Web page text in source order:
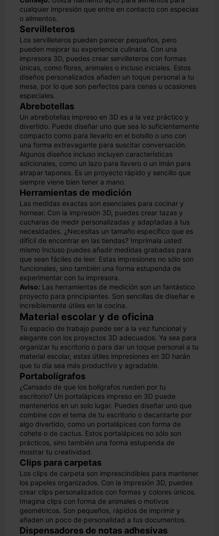
cualquier impresión que entre en contacto con especias
o alimentos.
Servilleteros
Los servilleteros pueden parecer pequeños, pero
pueden mejorar su experiencia culinaria. Con una
impresora 3D, puedes crear servilleteros con formas
únicas, como flores, animales o incluso iniciales. Estos
diseños personalizados añaden un toque personal a tu
mesa, por lo que son perfectos para cenas u ocasiones
especiales.
Abrebotellas
Un abrebotellas impreso en 3D es a la vez práctico y
divertido. Puede diseñar uno que sea lo suficientemente
compacto como para llevarlo en el bolsillo o uno con
una forma extravagante para suscitar conversación.
Algunos diseños incluso incluyen características
adicionales, como un lazo para llavero o un imán para
atrapar tapones. Es un proyecto rápido y sencillo que
siempre viene bien tener a mano.
Herramientas de medición
Las medidas exactas son esenciales para cocinar y
hornear. Con la impresión 3D, puedes crear tazas y
cucharas de medir personalizadas y adaptadas a tus
necesidades. ¿Necesitas un tamaño específico que es
difícil de encontrar en las tiendas? Imprímala usted
mismo Incluso puedes añadir medidas grabadas para
que sean fáciles de leer. Estas impresiones no sólo son
funcionales, sino también una forma estupenda de
experimentar con tu impresora.
Aviso: Las herramientas de medición son un fantástico
proyecto para principiantes. Son sencillas de diseñar e
increíblemente útiles en la cocina.
Material escolar y de oficina
Tu espacio de trabajo puede ser a la vez funcional y
elegante con los proyectos 3D adecuados. Ya sea para
organizar tu escritorio o para dar un toque personal a tu
material escolar, estas útiles impresiones en 3D harán
que tu día sea más productivo y agradable.
Portabolígrafos
¿Cansado de que los bolígrafos rueden por tu
escritorio? Un portalápices impreso en 3D puede
mantenerlos en un solo lugar. Puedes diseñar uno que
combine con el tema de tu escritorio o decantarte por
algo divertido, como un portalápices con forma de
cohete o de cactus. Estos portalápices no sólo son
prácticos, sino también una forma estupenda de
mostrar tu creatividad.
Clips para carpetas
Los clips de carpeta son imprescindibles para mantener
los papeles organizados. Con la impresión 3D, puedes
crear clips personalizados con formas y colores únicos.
Imagina clips con forma de animales o motivos
geométricos. Son pequeños, rápidos de imprimir y
añaden un poco de personalidad a tus documentos.
Dispensadores de notas adhesivas